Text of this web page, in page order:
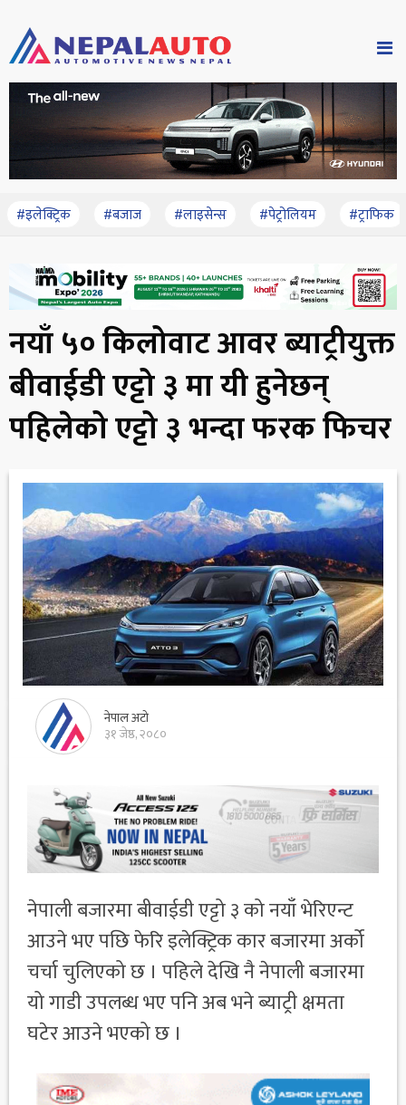
#इलेक्ट्रिक #बजाज #लाइसेन्स #पेट्रोलियम #ट्राफिक
नयाँ ५० किलोवाट आवर ब्याट्रीयुक्त
बीवाईडी एट्टो ३ मा यी हुनेछन्
पहिलेको एट्टो ३ भन्दा फरक फिचर
नेपाल अटो
३१ जेष्ठ, २०८०
नेपाली बजारमा बीवाईडी एट्टो ३ को नयाँ भेरिएन्ट
आउने भए पछि फेरि इलेक्ट्रिक कार बजारमा अर्को
चर्चा चुलिएको छ । पहिले देखि नै नेपाली बजारमा
यो गाडी उपलब्ध भए पनि अब भने ब्याट्री क्षमता
घटेर आउने भएको छ ।